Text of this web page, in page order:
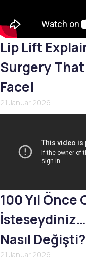
Lip Lift
Surgery
Face!
21 Januar 2026
100 Yıl
İsteseydiniz…
Nasıl Değişti?
21 Januar 2026